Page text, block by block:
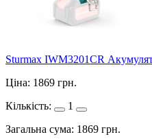
Sturmax IWM3201CR
Ціна: 1869 грн.
Кількість:
1
Загальна сума: 1869 грн.